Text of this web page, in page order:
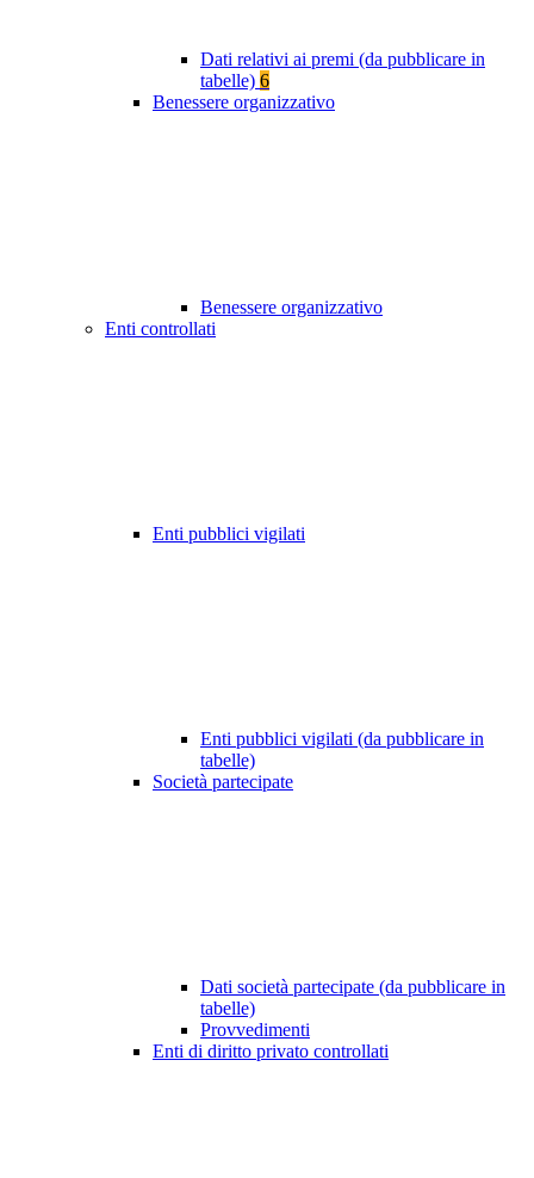
Dati relativi ai premi (da pubblicare in
tabelle) 6
Benessere organizzativo
Benessere organizzativo
Enti controllati
Enti pubblici vigilati
Enti pubblici vigilati (da pubblicare in
tabelle)
Società partecipate
Dati società partecipate (da pubblicare in
tabelle)
Provvedimenti
Enti di diritto privato controllati